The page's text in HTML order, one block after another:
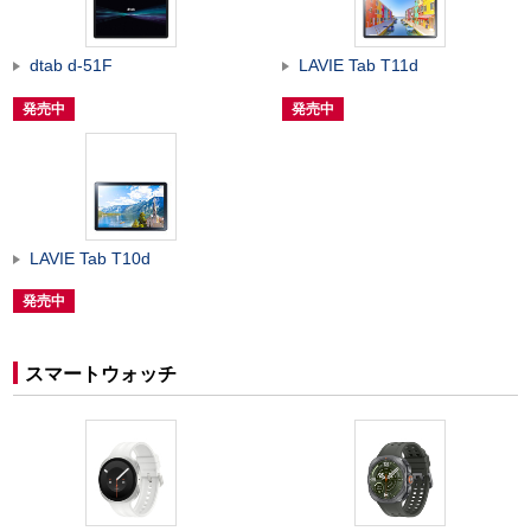
dtab d-51F
発売中
LAVIE Tab T11d
発売中
LAVIE Tab T10d
発売中
スマートウォッチ